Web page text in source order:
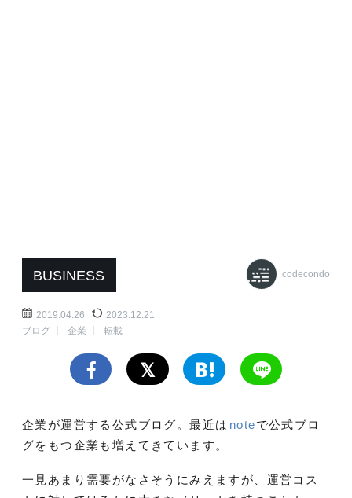
BUSINESS codecondo
2019.04.26
2023.12.21
ブログ
企業 転載
企業が運営する公式ブログ。最近は noteで公式ブロ
グをもつ企業も増えてきています。
一見あまり需要がなさそうにみえますが、運営コス